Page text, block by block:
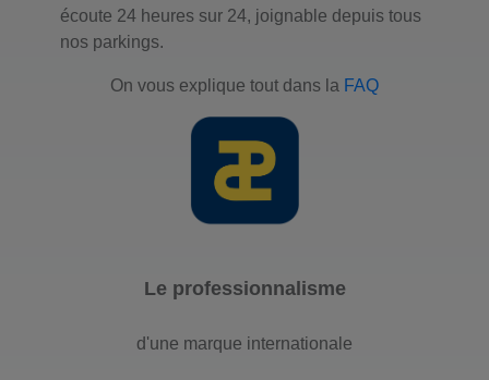
Marbeuf Champs
Elysées
17-19 rue Marbeuf
75008 Paris
Nombre de place : 520
écoute 24 heures sur 24, joignable depuis tous
nos parkings.
On vous explique tout dans la FAQ
Le professionnalisme
d'une marque internationale